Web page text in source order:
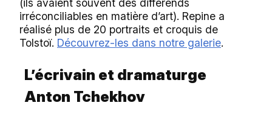
(ils avaient souvent des différends
irréconciliables en matière d’art). Repine a
réalisé plus de 20 portraits et croquis de
Tolstoï. Découvrez-les dans notre galerie.
L’écrivain et dramaturge
Anton Tchekhov